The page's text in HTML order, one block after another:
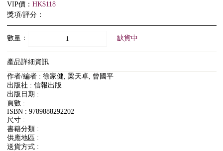
VIP價： HK$118
獎項/評分：
數量： 缺貨中
產品詳細資訊
作者/編者 : 徐家健, 梁天卓, 曾國平
出版社 : 信報出版
出版日期 :
頁數 :
ISBN : 9789888292202
尺寸 :
書籍分類 :
供應地區 :
送貨方式 :